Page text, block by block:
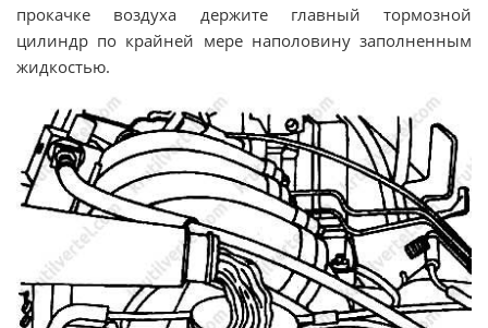
прокачке воздуха держите главный тормозной
цилиндр по крайней мере наполовину заполненным
жидкостью.